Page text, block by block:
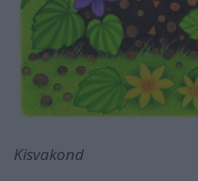
Kisvakond